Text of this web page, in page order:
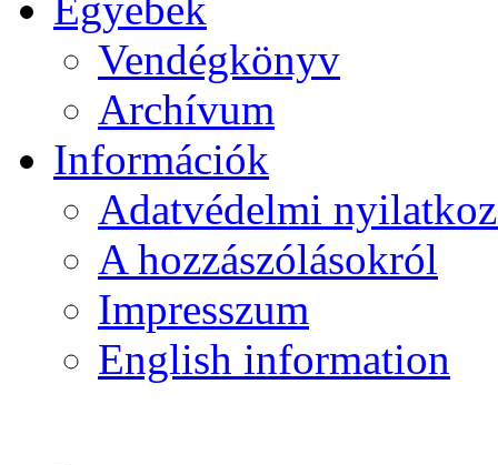
Vendégkönyv
Archívum
Információk
Adatvédelmi
A hozzászólásokról
Impresszum
English information